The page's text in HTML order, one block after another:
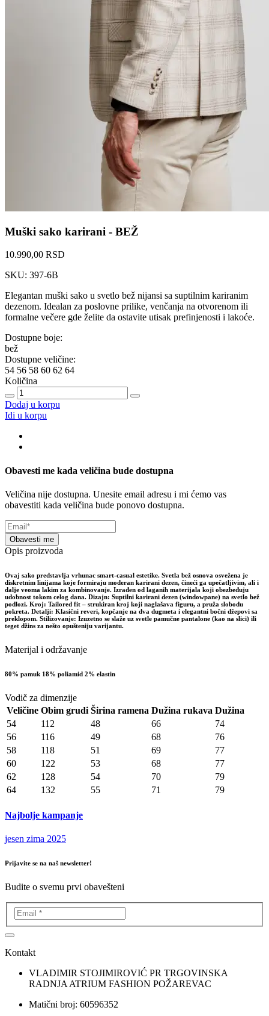
Muški sako karirani - BEŽ
10.990,00 RSD
SKU: 397-6B
Elegantan muški sako u svetlo bež nijansi sa suptilnim kariranim
dezenom. Idealan za poslovne prilike, venčanja na otvorenom ili
formalne večere gde želite da ostavite utisak prefinjenosti i lakoće.
Dostupne boje:
bež
Dostupne veličine:
54 56 58 60 62 64
Količina
Dodaj u korpu
Idi u korpu
Obavesti me kada veličina bude dostupna
Veličina nije dostupna. Unesite email adresu i mi ćemo vas
obavestiti kada veličina bude ponovo dostupna.
Obavesti me
Opis proizvoda
Ovaj sako predstavlja vrhunac smart-casual estetike. Svetla bež osnova osvežena je
diskretnim linijama koje formiraju moderan karirani dezen, čineći ga upečatljivim, ali i
dalje veoma lakim za kombinovanje. Izrađen od laganih materijala koji obezbeđuju
udobnost tokom celog dana. Dizajn: Suptilni karirani dezen (windowpane) na svetlo bež
podlozi. Kroj: Tailored fit – strukiran kroj koji naglašava figuru, a pruža slobodu
pokreta. Detalji: Klasični reveri, kopčanje na dva dugmeta i elegantni bočni džepovi sa
preklopom. Stilizovanje: Izuzetno se slaže uz svetle pamučne pantalone (kao na slici) ili
teget džins za nešto opušteniju varijantu.
Materijal i održavanje
80% pamuk 18% poliamid 2% elastin
Vodič za dimenzije
Veličine Obim grudi Širina ramena Dužina rukava Dužina
54
112 48 66
74
56
116 49 68
76
58
118 51 69
77
60
122 53 68
77
62
128 54 70
79
64
132 55 71 79
Najbolje kampanje
jesen zima 2025
Prijavite se na naš newsletter!
Budite o svemu prvi obavešteni
Kontakt
VLADIMIR STOJIMIROVIĆ PR TRGOVINSKA
RADNJA ATRIUM FASHION POŽAREVAC
Matični broj: 60596352